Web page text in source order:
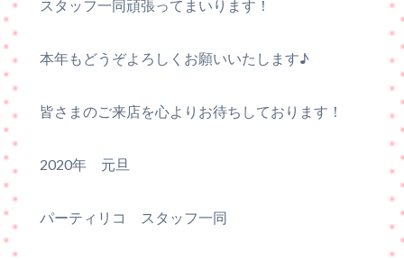
スタッフ一同頑張ってまいります！
本年もどうぞよろしくお願いいたします♪
皆さまのご来店を心よりお待ちしております！
2020年 元旦
パーティリコ スタッフ一同